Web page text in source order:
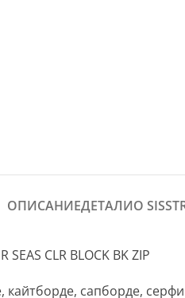
ОПИСАНИЕДЕТАЛИО
CLR BLOCK BK ZIP
сапборде,